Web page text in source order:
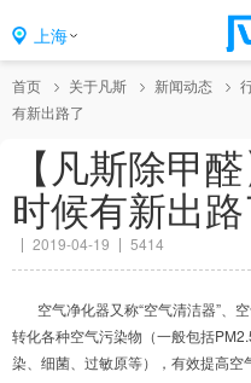
上海
首页 关于凡斯 新闻动态
有新出路了
【凡斯除甲
时候有新出路
2019-04-19 5414
空气净化器又称“空气清洁器”、
转化各种空气污染物（一般包括
染、细菌、过敏原等），有效提高空